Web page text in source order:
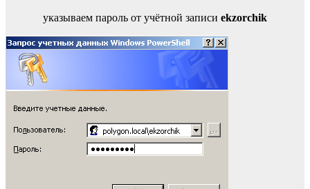
указываем пароль от учётной записи ekzorchik